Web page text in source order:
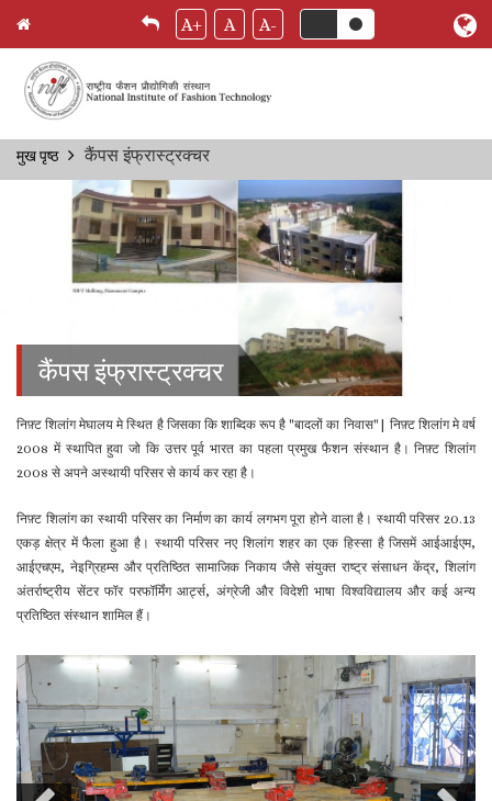
Skip
A+ A A-
Breadcrumb
मुख पृष्ठ कैंपस इंफ्रास्ट्रक्चर
कैंपस इंफ्रास्ट्रक्चर
निफ़्ट शिलांग मेघालय मे स्थित है जिसका कि शाब्दिक रूप है "बादलों का निवास"| निफ़्ट शिलांग मे वर्ष
2008 में स्थापित हुवा जो कि उत्तर पूर्व भारत का पहला प्रमुख फैशन संस्थान है। निफ़्ट शिलांग
2008 से अपने अस्थायी परिसर से कार्य कर रहा है।
निफ़्ट शिलांग का स्थायी परिसर का निर्माण का कार्य लगभग पूरा होने वाला है। स्थायी परिसर 20.13
एकड़ क्षेत्र में फैला हुआ है। स्थायी परिसर नए शिलांग शहर का एक हिस्सा है जिसमें आईआईएम,
आईएचएम, नेइग्रिहम्स और प्रतिष्ठित सामाजिक निकाय जैसे संयुक्त राष्ट्र संसाधन केंद्र, शिलांग
अंतर्राष्ट्रीय सेंटर फॉर परफॉर्मिंग आर्ट्स, अंग्रेजी और विदेशी भाषा विश्वविद्यालय और कई अन्य
प्रतिष्ठित संस्थान शामिल हैं।